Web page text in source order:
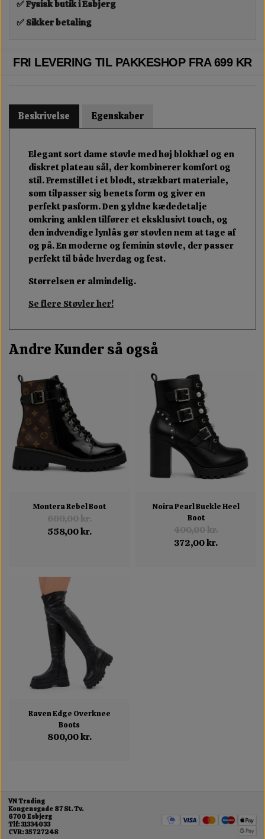
✅ Fysisk butik i Esbjerg
✅ Sikker betaling
FRI LEVERING TIL PAKKESHOP FRA 699 KR
Beskrivelse Egenskaber
Elegant sort dame støvle med høj blokhæl og en
diskret plateau sål, der kombinerer komfort og
stil. Fremstillet i et blødt, strækbart materiale,
som tilpasser sig benets form og giver en
perfekt pasform. Den gyldne kædedetalje
omkring anklen tilfører et eksklusivt touch, og
den indvendige lynlås gør støvlen nem at tage af
og på. En moderne og feminin støvle, der passer
perfekt til både hverdag og fest.
Størrelsen er almindelig.
Se flere Støvler her!
Andre Kunder så også
Montera Rebel Boot
600,00 kr.
558,00 kr.
Noira Pearl Buckle Heel
Boot
400,00 kr.
372,00 kr.
Raven Edge Overknee
Boots
800,00 kr.
VN Trading
Kongensgade 87 St. Tv.
6700 Esbjerg
Tlf: 31334033
CVR: 35727248